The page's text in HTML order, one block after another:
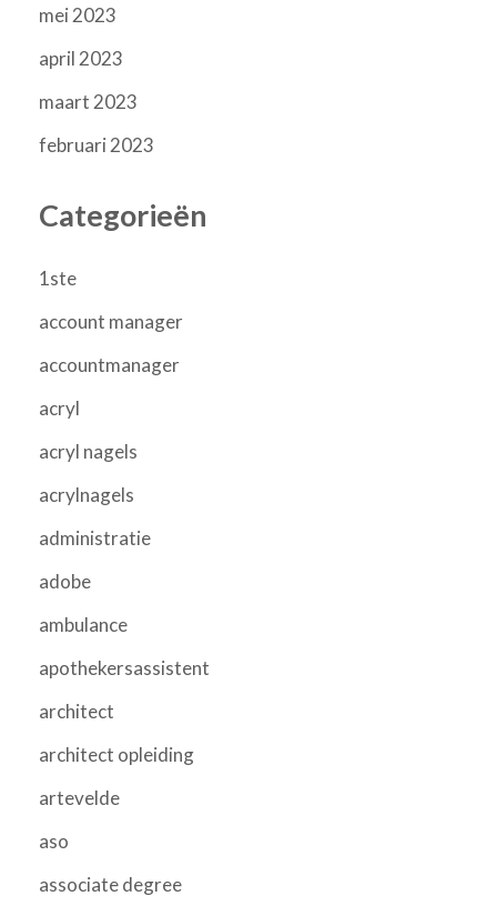
mei 2023
april 2023
maart 2023
februari 2023
Categorieën
1ste
account manager
accountmanager
acryl
acryl nagels
acrylnagels
administratie
adobe
ambulance
apothekersassistent
architect
architect opleiding
artevelde
aso
associate degree